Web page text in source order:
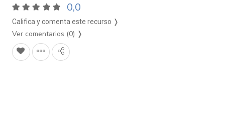
0,0
Califica y comenta este recurso ❭
Ver comentarios (0) ❭